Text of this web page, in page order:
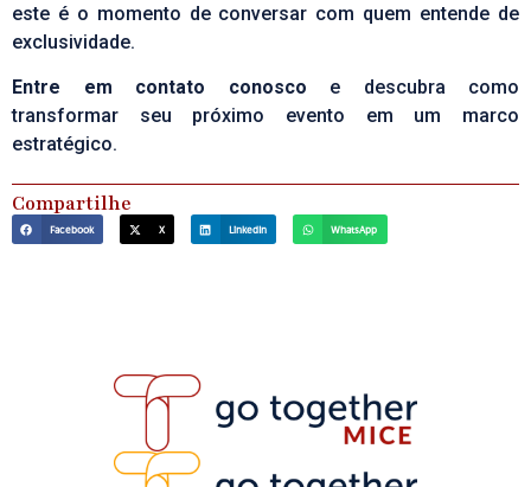
este é o momento de conversar com quem entende de
exclusividade.
Entre em contato conosco e descubra como
transformar seu próximo evento em um marco
estratégico.
Compartilhe
Facebook X LinkedIn WhatsApp